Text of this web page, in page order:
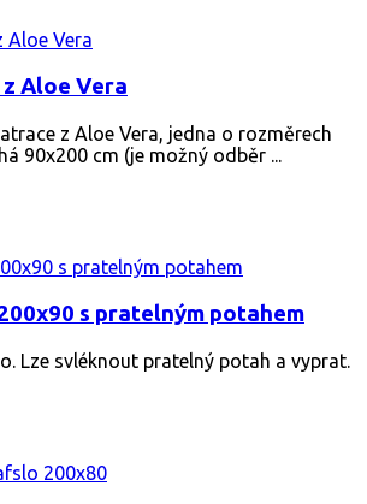
Aloe Vera
z Aloe Vera, jedna o rozměrech
90x200 cm (je možný odběr ...
s pratelným potahem
Lze svléknout pratelný potah a vyprat.